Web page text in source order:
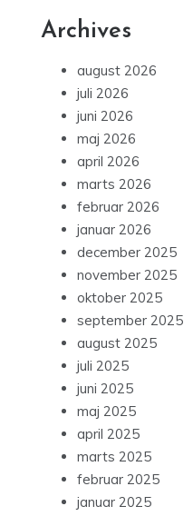
Archives
august 2026
juli 2026
juni 2026
maj 2026
april 2026
marts 2026
februar 2026
januar 2026
december 2025
november 2025
oktober 2025
september 2025
august 2025
juli 2025
juni 2025
maj 2025
april 2025
marts 2025
februar 2025
januar 2025